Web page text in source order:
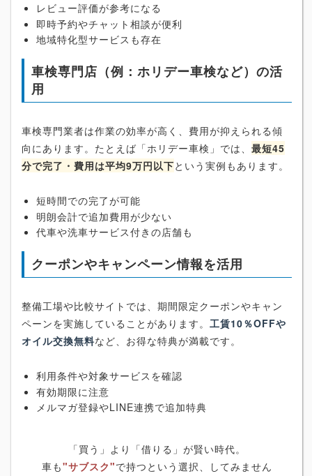
レビュー評価が参考になる
即時予約やチャット相談が便利
地域特化型サービスも存在
車検専門店（例：ホリデー車検など）の活
用
車検専門業者は作業の効率が高く、費用が抑えられる傾
向にあります。たとえば「ホリデー車検」では、 最短45
分で完了・費用は平均9万円以下という実例もあります。
短時間での完了が可能
明朗会計で追加費用が少ない
代車や洗車サービス付きの店舗も
クーポンやキャンペーン情報を活用
整備工場や比較サイトでは、期間限定クーポンやキャン
ペーンを実施していることがあります。 工賃10％OFFや
オイル交換無料など、お得な特典が満載です。
利用条件や対象サービスを確認
有効期限に注意
メルマガ登録やLINE連携で追加特典
「買う」より「借りる」が賢い時代。
車も"サブスク"で持つという選択、してみません